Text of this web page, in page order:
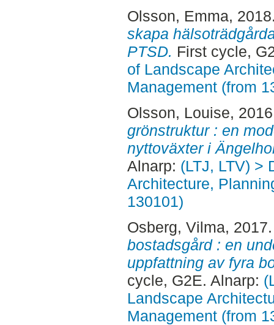
Olsson, Emma,
skapa
PTSD. First cycle,
of Landscape
Management (from
Olsson, Louise,
grönstruktur : en
nyttoväxter i
Alnarp: (LTJ, LTV) >
Architecture,
130101)
Osberg, Vilma,
bostadsgård : en
uppfattning av fyra
cycle, G2E. Alnarp:
Landscape
Management (from